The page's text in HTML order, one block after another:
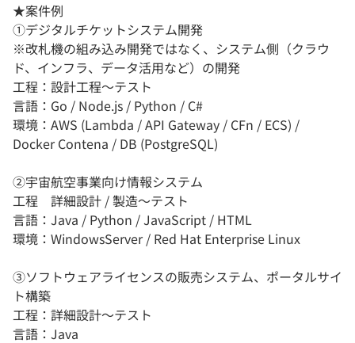
★案件例
①デジタルチケットシステム開発
※改札機の組み込み開発ではなく、システム側（クラウ
ド、インフラ、データ活用など）の開発
工程：設計工程～テスト
言語：Go / Node.js / Python / C#
環境：AWS (Lambda / API Gateway / CFn / ECS) /
Docker Contena / DB (PostgreSQL)
②宇宙航空事業向け情報システム
工程 詳細設計 / 製造～テスト
言語：Java / Python / JavaScript / HTML
環境：WindowsServer / Red Hat Enterprise Linux
③ソフトウェアライセンスの販売システム、ポータルサイ
ト構築
工程：詳細設計～テスト
言語：Java